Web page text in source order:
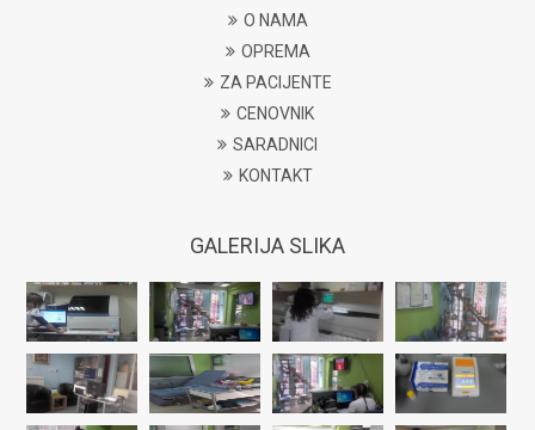
O NAMA
OPREMA
ZA PACIJENTE
CENOVNIK
SARADNICI
KONTAKT
GALERIJA SLIKA